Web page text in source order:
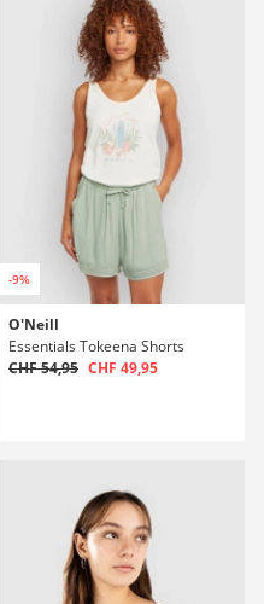
-9%
O'Neill
Essentials Tokeena Shorts
CHF 54,95 CHF 49,95